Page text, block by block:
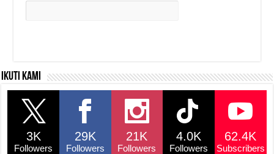
Ikuti kami
3K
Followers
29K
Followers
21K
Followers
4.0K
Followers
62.4K
Subscribers